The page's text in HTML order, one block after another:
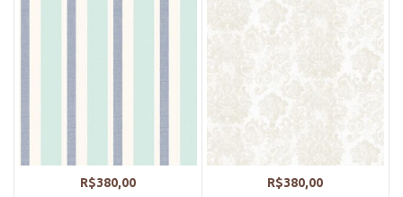
R$380,00 R$380,00